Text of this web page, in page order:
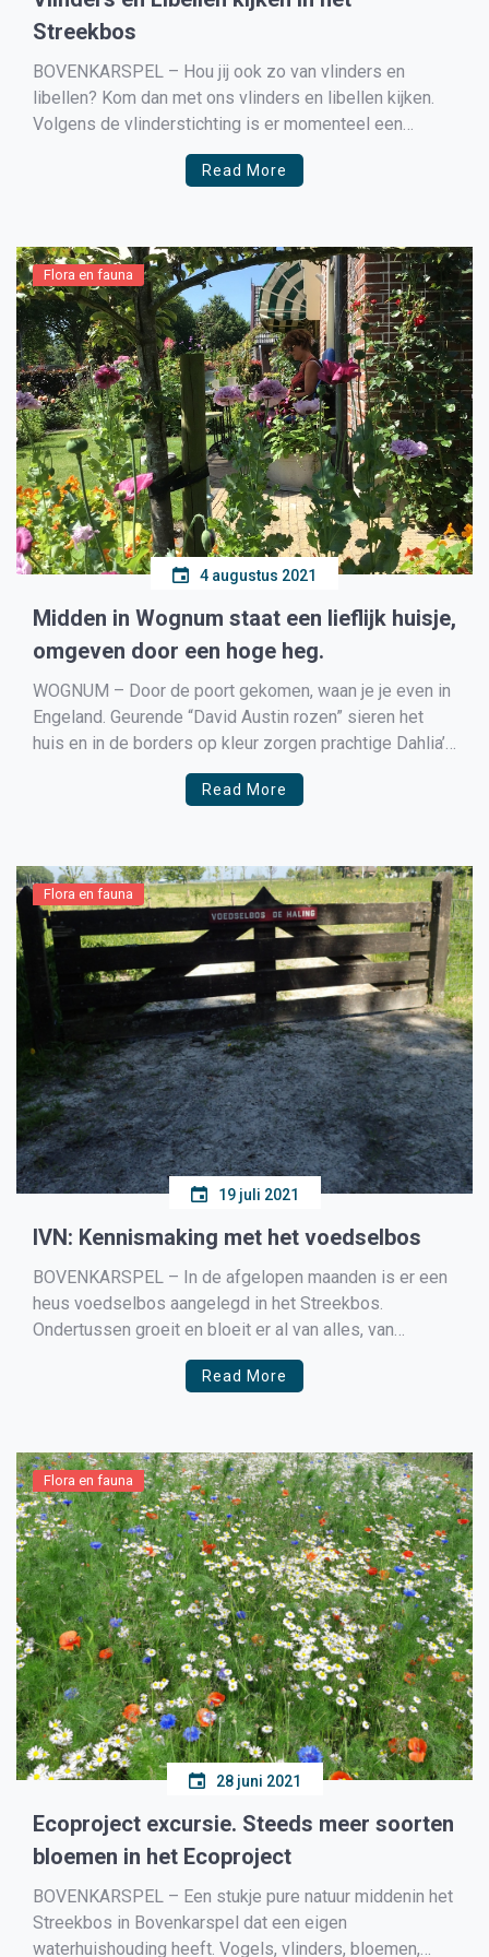
Streekbos
BOVENKARSPEL – Hou jij ook zo van vlinders en
libellen? Kom dan met ons vlinders en libellen kijken.
Volgens de vlinderstichting is er momenteel een
explosie van vlinders gaande, dus dat belooft wat! Wil
Stelling en Hans Verhoeven vertellen hoe zich het
Read More
Flora en fauna
4 augustus 2021
Midden in Wognum staat een lieflijk huisje,
omgeven door een hoge heg.
WOGNUM – Door de poort gekomen, waan je je even in
Engeland. Geurende “David Austin rozen” sieren het
huis en in de borders op kleur zorgen prachtige Dahlia’s
en vele vaste planten voor een zomer lang
bloemenweelde. De tuin van Miranda Dekker is niet
Read More
Flora en fauna
19 juli 2021
IVN: Kennismaking met het voedselbos
BOVENKARSPEL – In de afgelopen maanden is er een
heus voedselbos aangelegd in het Streekbos.
Ondertussen groeit en bloeit er al van alles, van
fruitbomen en groenten tot kruiden. Het hele bos is in
een paar maanden vanuit het niets helemaal tot leven
Read More
Flora en fauna
28 juni 2021
Ecoproject excursie. Steeds meer soorten
bloemen in het Ecoproject
BOVENKARSPEL – Een stukje pure natuur middenin het
Streekbos in Bovenkarspel dat een eigen
waterhuishouding heeft. Vogels, vlinders, bloemen,